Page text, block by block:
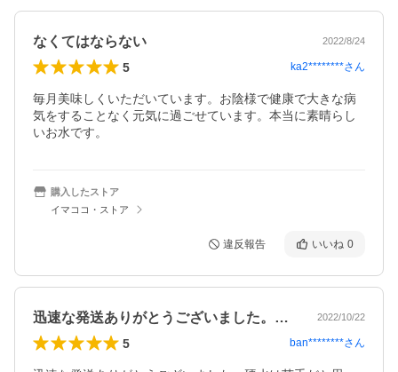
なくてはならない 2022/8/24
5 ka2********さん
毎月美味しくいただいています。お陰様で健康で大きな病
気をすることなく元気に過ごせています。本当に素晴らし
いお水です。
購入したストア
イマココ・ストア
違反報告 いいね 0
迅速な発送ありがとうございました。硬水… 2022/10/22
5 ban********さん